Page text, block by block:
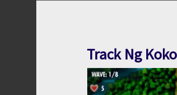
Track Ng